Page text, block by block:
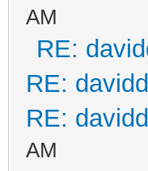
AM
RE:
RE:
RE:
AM